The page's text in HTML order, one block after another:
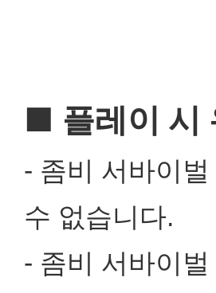
■ 플레이 시
- 좀비 서바이
수 없습니다.
- 좀비 서바이